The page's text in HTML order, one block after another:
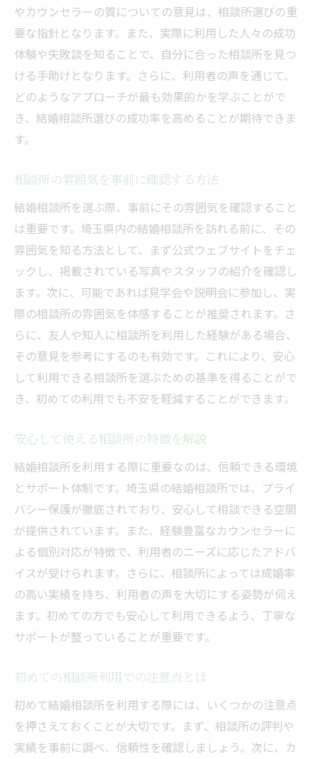
やカウンセラーの質についての意見は、相談所選びの重
要な指針となります。また、実際に利用した人々の成功
体験や失敗談を知ることで、自分に合った相談所を見つ
ける手助けとなります。さらに、利用者の声を通じて、
どのようなアプローチが最も効果的かを学ぶことがで
き、結婚相談所選びの成功率を高めることが期待できま
す。
相談所の雰囲気を事前に確認する方法
結婚相談所を選ぶ際、事前にその雰囲気を確認すること
は重要です。埼玉県内の結婚相談所を訪れる前に、その
雰囲気を知る方法として、まず公式ウェブサイトをチェ
ックし、掲載されている写真やスタッフの紹介を確認し
ます。次に、可能であれば見学会や説明会に参加し、実
際の相談所の雰囲気を体感することが推奨されます。さ
らに、友人や知人に相談所を利用した経験がある場合、
その意見を参考にするのも有効です。これにより、安心
して利用できる相談所を選ぶための基準を得ることがで
き、初めての利用でも不安を軽減することができます。
安心して使える相談所の特徴を解説
結婚相談所を利用する際に重要なのは、信頼できる環境
とサポート体制です。埼玉県の結婚相談所では、プライ
バシー保護が徹底されており、安心して相談できる空間
が提供されています。また、経験豊富なカウンセラーに
よる個別対応が特徴で、利用者のニーズに応じたアドバ
イスが受けられます。さらに、相談所によっては成婚率
の高い実績を持ち、利用者の声を大切にする姿勢が伺え
ます。初めての方でも安心して利用できるよう、丁寧な
サポートが整っていることが重要です。
初めての相談所利用での注意点とは
初めて結婚相談所を利用する際には、いくつかの注意点
を押さえておくことが大切です。まず、相談所の評判や
実績を事前に調べ、信頼性を確認しましょう。次に、カ